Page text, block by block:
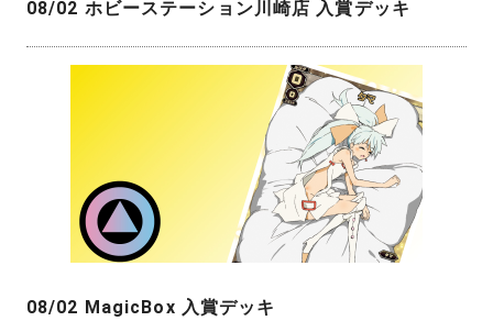
08/02 ホビーステーション川崎店 入賞デッキ
08/02 MagicBox 入賞デッキ